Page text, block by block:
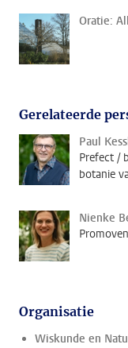
Oratie:
Gerelateerde
Paul
Prefect /
botanie
Nienke
Organisatie
Wiskunde en